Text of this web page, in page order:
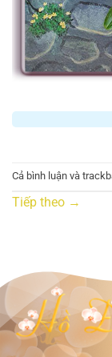
Cả bình luận và
Tiếp theo →